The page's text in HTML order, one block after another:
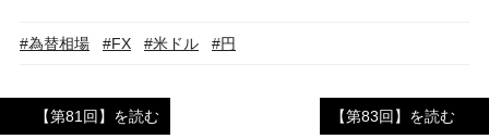
#為替相場 #FX #米ドル #円
【第81回】を読む 【第83回】を読む